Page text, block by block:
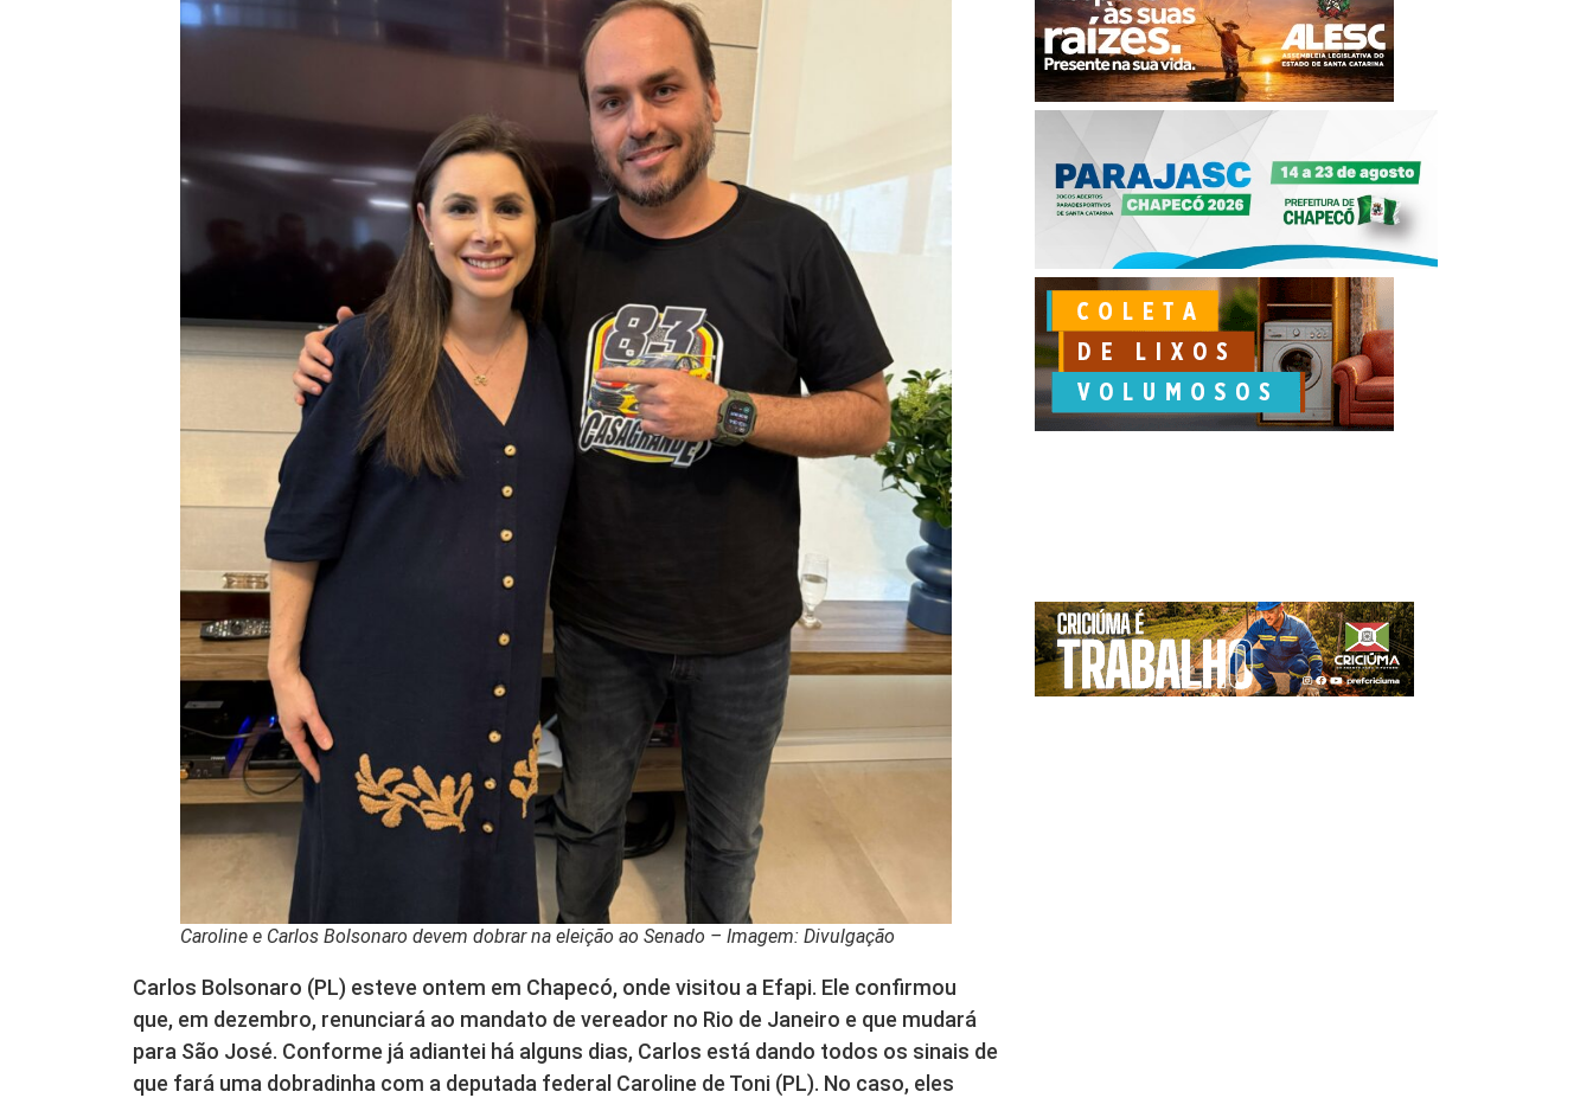
Caroline e Carlos Bolsonaro devem dobrar na eleição ao Senado – Imagem: Divulgação
Carlos Bolsonaro (PL) esteve ontem em Chapecó, onde visitou a Efapi. Ele confirmou
que, em dezembro, renunciará ao mandato de vereador no Rio de Janeiro e que mudará
para São José. Conforme já adiantei há alguns dias, Carlos está dando todos os sinais de
que fará uma dobradinha com a deputada federal Caroline de Toni (PL). No caso, eles